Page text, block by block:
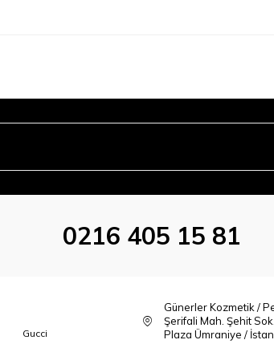
0216 405 15 81
Gucci
Günerler Kozmetik /
Şerifali Mah. Şehit
Plaza Ümraniye /